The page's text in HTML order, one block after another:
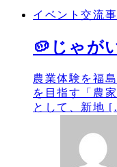
イベント交流
🥔じゃが
農業体験を福
を目指す「農
として、新地